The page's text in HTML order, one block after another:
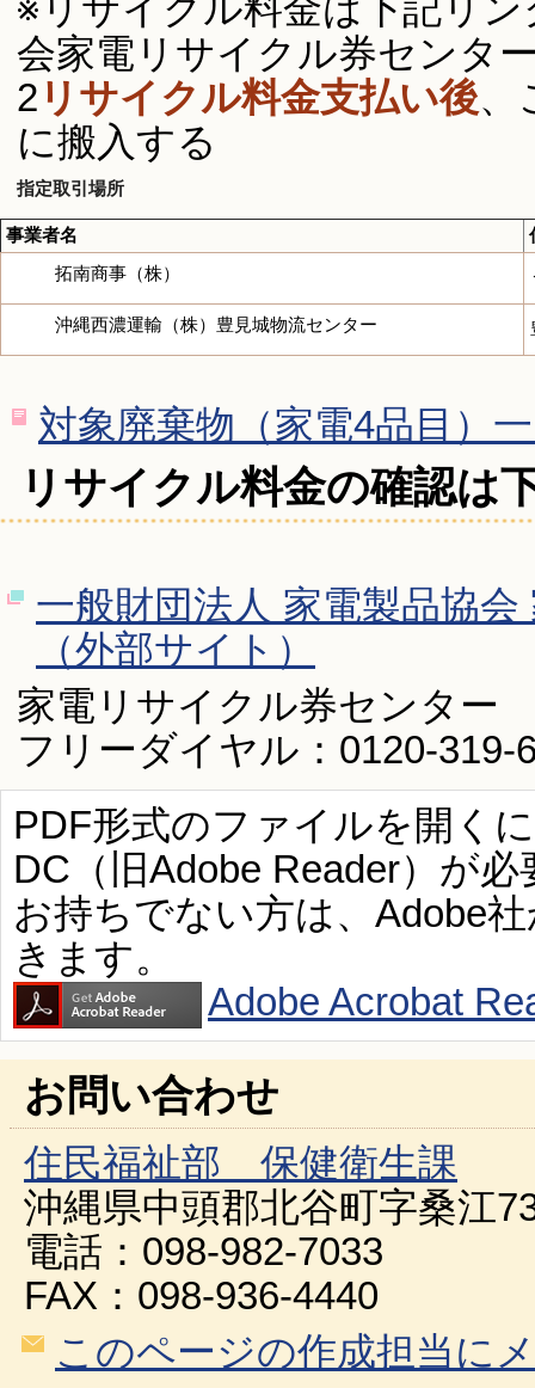
※リサイクル料金は下記リ
会家電リサイクル券センタ
2 リサイクル料金支払い後、
に搬入する
指定取引場所
事業者名
拓南商事（株）
沖縄西濃運輸（株）豊見城物流センター
対象廃棄物（家電4品目）
リサイクル料金の確認は
一般財団法人 家電製品協
（外部サイト）
家電リサイクル券センター
フリーダイヤル：0120-319-
PDF形式のファイルを開く
DC（旧Adobe Reader）が必
お持ちでない方は、Adobe
きます。
Adobe Acrobat
お問い合わせ
住民福祉部 保健衛生課
沖縄県中頭郡北谷町字桑江
電話：098-982-7033
FAX：098-936-4440
このページの作成担当に